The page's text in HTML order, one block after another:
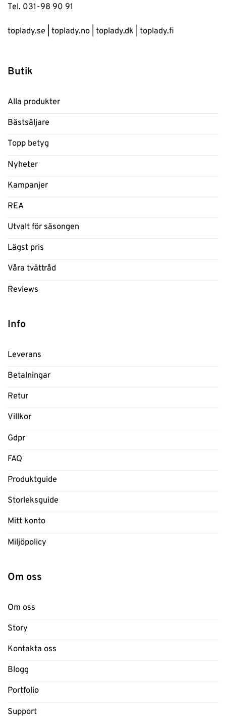
Tel. 031-98 90 91
toplady.se toplady.no toplady.dk toplady.fi
Butik
Alla produkter
Bästsäljare
Topp betyg
Nyheter
Kampanjer
REA
Utvalt för säsongen
Lägst pris
Våra tvättråd
Reviews
Info
Leverans
Betalningar
Retur
Villkor
Gdpr
FAQ
Produktguide
Storleksguide
Mitt konto
Miljöpolicy
Om oss
Om oss
Story
Kontakta oss
Blogg
Portfolio
Support